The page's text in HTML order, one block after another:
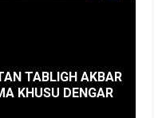
TABLIGH AKBAR
KHUSU DENGAR